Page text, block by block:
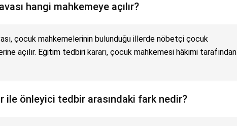
hangi mahkemeye açılır?
çocuk mahkemelerinin bulunduğu illerde nöbetçi çocuk
açılır. Eğitim tedbiri kararı, çocuk mahkemesi hâkimi tarafından
ile önleyici tedbir arasındaki fark nedir?